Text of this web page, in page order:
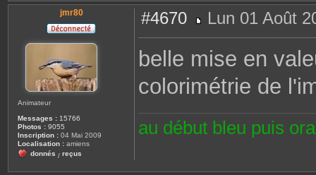
jmr80
Animateur
Messages : 15766
Photos : 9055
Inscription : 04 Mai 2009
Localisation : amiens
donnés / reçus
#4670
e
s
Lun 01 Août
belle mise en
colorimétrie de
au début bleu puis